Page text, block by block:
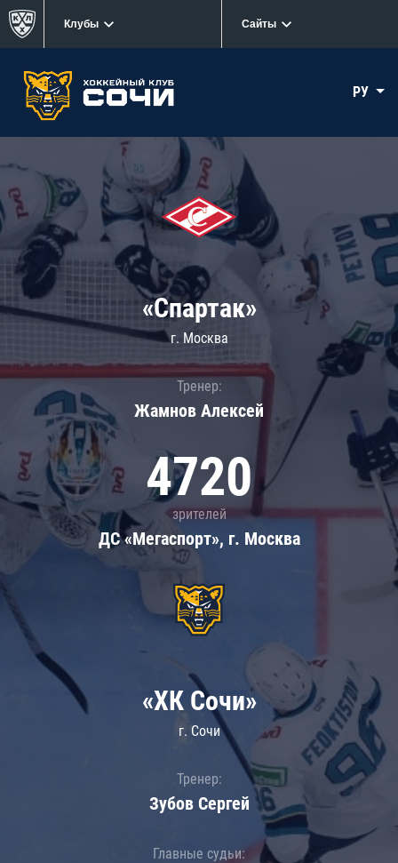
Клубы Сайты
РУ
«Спартак»
г. Москва
Тренер:
Жамнов Алексей
4720
зрителей
ДС «Мегаспорт», г. Москва
«ХК Сочи»
г. Сочи
Тренер:
Зубов Сергей
Главные судьи: